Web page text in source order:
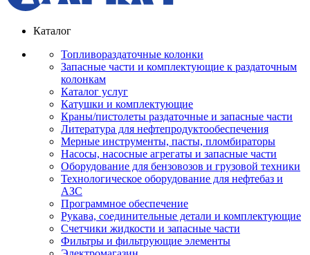
Каталог
Топливораздаточные колонки
Запасные части и комплектующие к раздаточным
колонкам
Каталог услуг
Катушки и комплектующие
Краны/пистолеты раздаточные и запасные части
Литература для нефтепродуктообеспечения
Мерные инструменты, пасты, пломбираторы
Насосы, насосные агрегаты и запасные части
Оборудование для бензовозов и грузовой техники
Технологическое оборудование для нефтебаз и
АЗС
Программное обеспечение
Рукава, соединительные детали и комплектующие
Счетчики жидкости и запасные части
Фильтры и фильтрующие элементы